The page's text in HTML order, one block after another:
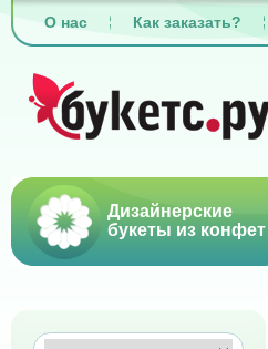
О нас Как заказать?
Дизайнерские
букеты из конфет